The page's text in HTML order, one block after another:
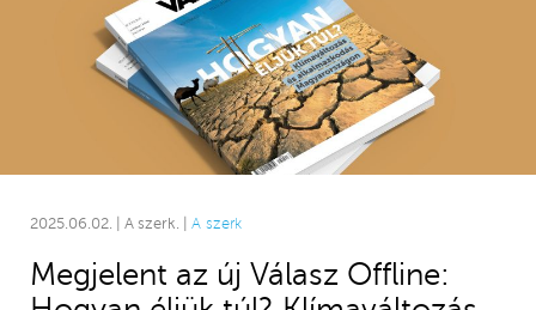
2025.06.02. | A szerk. | A szerk
Megjelent az új Válasz Offline: